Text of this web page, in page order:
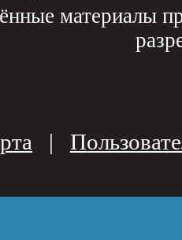
материалы
|